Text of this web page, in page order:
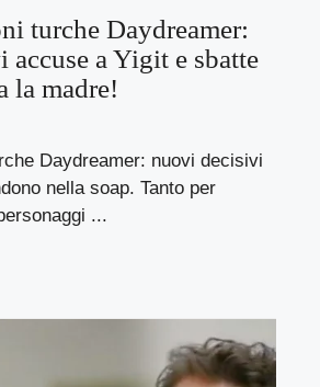
turche Daydreamer:
accuse a Yigit e sbatte
la madre!
Daydreamer: nuovi decisivi
nella soap. Tanto per
...